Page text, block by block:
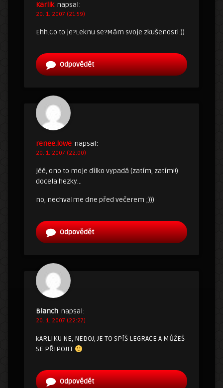
Karlik napsal:
20. 1. 2007 (21:59)
Ehh.Co to je?Leknu se?Mám svoje zkušenosti:))
Odpovědět
renee.lowe napsal:
20. 1. 2007 (22:00)
jéé, ono to moje dílko vypadá (zatím, zatím!!)
docela hezky…
no, nechvalme dne před večerem ;)))
Odpovědět
Blanch napsal:
20. 1. 2007 (22:27)
kARLIKU NE, NEBOJ, JE TO SPÍŠ LEGRACE A MŮŽEŠ
SE PŘIPOJIT
Odpovědět